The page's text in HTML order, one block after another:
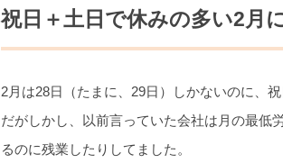
祝日＋土日で休みの多い2月
2月は28日（たまに、29日）しかないのに、
だがしかし、以前言っていた会社は月の最低
るのに残業したりしてました。